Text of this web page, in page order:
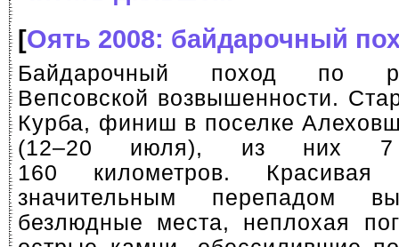
[Оять 2008: байдарочный
Байдарочный поход по
Вепсовской возвышенности.
Курба, финиш в поселке
(12–20 июля), из них 7
160 километров.
значительным перепадом
безлюдные места, неплохая